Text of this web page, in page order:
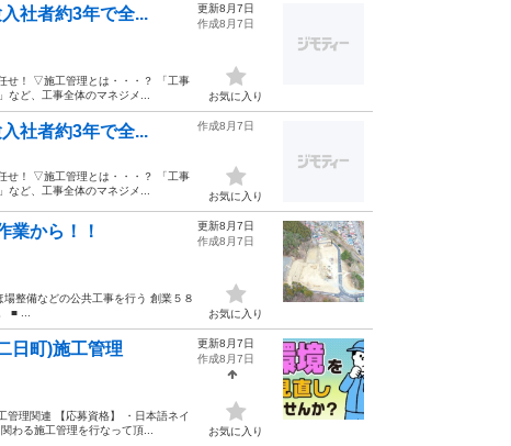
社者約3年で全...
せ！ ▽施工管理とは・・・？ 「工事
ど、工事全体のマネジメ...
更新8月7日
作成8月7日
お気に入り
社者約3年で全...
せ！ ▽施工管理とは・・・？ 「工事
ど、工事全体のマネジメ...
作成8月7日
お気に入り
業から！！
整備などの公共工事を行う 創業５８
■ ...
更新8月7日
作成8月7日
お気に入り
日町)施工管理
管理関連 【応募資格】 ・日本語ネイ
わる施工管理を行なって頂...
更新8月7日
作成8月7日
お気に入り